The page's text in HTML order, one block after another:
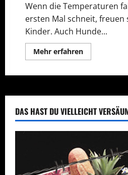
Wenn die Temperaturen
ersten Mal schneit,
Kinder. Auch Hunde...
Mehr erfahrenMehr
durch
Winter
DAS HAST DU VIELLEICHT